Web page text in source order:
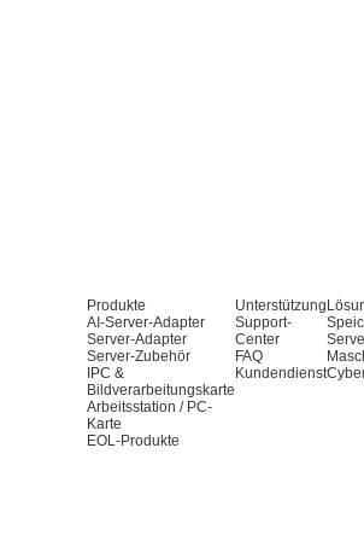
Produkte
AI-Server-Adapter
Server-Adapter
Server-Zubehör
IPC &
Bildverarbeitungskarte
Arbeitsstation / PC-
Karte
EOL-Produkte
Unterstützung
Support-
Center
FAQ
Kundendienst